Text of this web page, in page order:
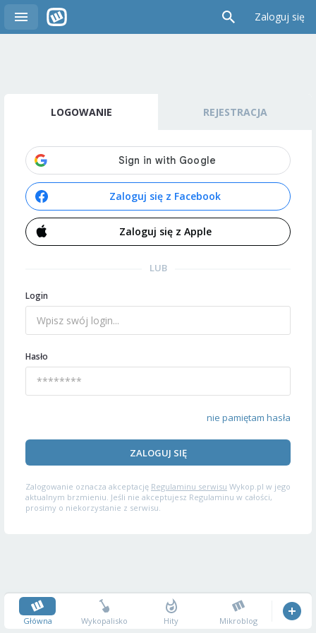
Zaloguj się
LOGOWANIE REJESTRACJA
Zaloguj się z Facebook
Zaloguj się z Apple
LUB
Login
Hasło
nie pamiętam hasła
ZALOGUJ SIĘ
Zalogowanie oznacza akceptację Regulaminu serwisu Wykop.pl w jego
aktualnym brzmieniu. Jeśli nie akceptujesz Regulaminu w całości,
prosimy o niekorzystanie z serwisu.
Główna Wykopalisko Hity Mikroblog